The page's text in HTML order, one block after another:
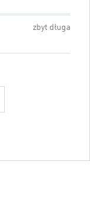
zbyt długa